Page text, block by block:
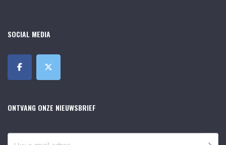
SOCIAL MEDIA
ONTVANG ONZE NIEUWSBRIEF